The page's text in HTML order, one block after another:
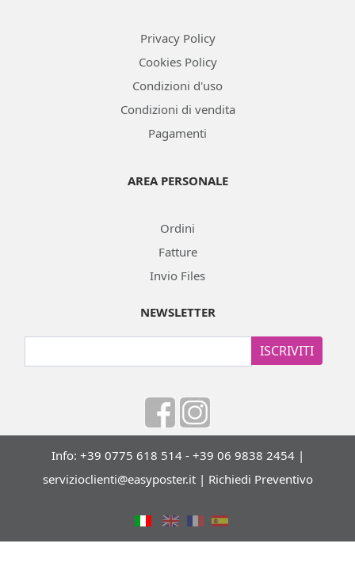
Privacy Policy
Cookies Policy
Condizioni d'uso
Condizioni di vendita
Pagamenti
AREA PERSONALE
Ordini
Fatture
Invio Files
NEWSLETTER
ISCRIVITI
Info: +39 0775 618 514 - +39 06 9838 2454 |
servizioclienti@easyposter.it| Richiedi Preventivo